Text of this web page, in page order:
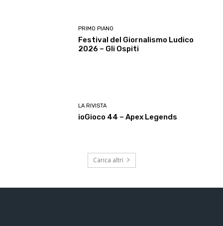
PRIMO PIANO
Festival del Giornalismo Ludico
2026 – Gli Ospiti
LA RIVISTA
ioGioco 44 – Apex Legends
Carica altri